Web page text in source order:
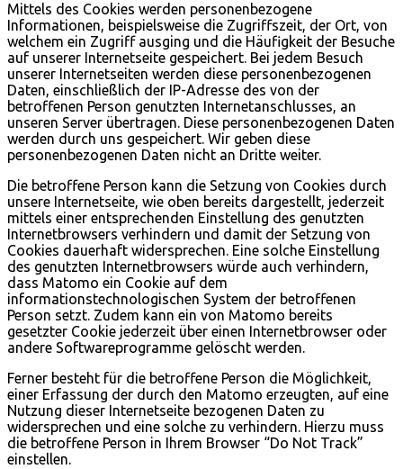
Mittels des Cookies werden personenbezogene
Informationen, beispielsweise die Zugriffszeit, der Ort, von
welchem ein Zugriff ausging und die Häufigkeit der Besuche
auf unserer Internetseite gespeichert. Bei jedem Besuch
unserer Internetseiten werden diese personenbezogenen
Daten, einschließlich der IP-Adresse des von der
betroffenen Person genutzten Internetanschlusses, an
unseren Server übertragen. Diese personenbezogenen Daten
werden durch uns gespeichert. Wir geben diese
personenbezogenen Daten nicht an Dritte weiter.
Die betroffene Person kann die Setzung von Cookies durch
unsere Internetseite, wie oben bereits dargestellt, jederzeit
mittels einer entsprechenden Einstellung des genutzten
Internetbrowsers verhindern und damit der Setzung von
Cookies dauerhaft widersprechen. Eine solche Einstellung
des genutzten Internetbrowsers würde auch verhindern,
dass Matomo ein Cookie auf dem
informationstechnologischen System der betroffenen
Person setzt. Zudem kann ein von Matomo bereits
gesetzter Cookie jederzeit über einen Internetbrowser oder
andere Softwareprogramme gelöscht werden.
Ferner besteht für die betroffene Person die Möglichkeit,
einer Erfassung der durch den Matomo erzeugten, auf eine
Nutzung dieser Internetseite bezogenen Daten zu
widersprechen und eine solche zu verhindern. Hierzu muss
die betroffene Person in Ihrem Browser “Do Not Track”
einstellen.